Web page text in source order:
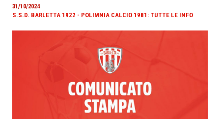
31/10/2024
S.S.D. BARLETTA 1922 - POLIMNIA CALCIO 1981: TUTTE LE INFO